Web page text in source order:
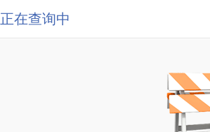
正在查询中